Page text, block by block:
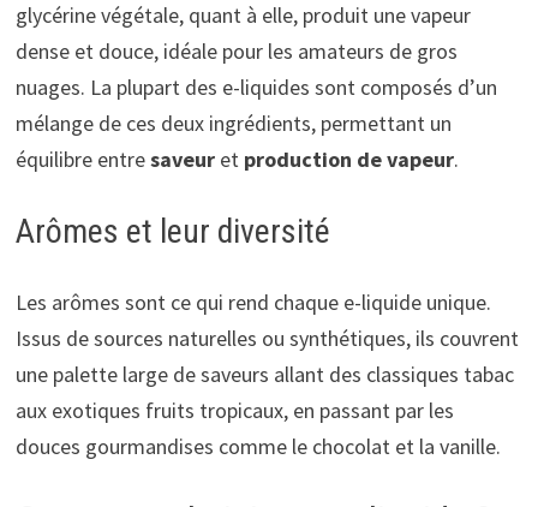
glycérine végétale, quant à elle, produit une vapeur
dense et douce, idéale pour les amateurs de gros
nuages. La plupart des e-liquides sont composés d’un
mélange de ces deux ingrédients, permettant un
équilibre entresaveuret production de vapeur.
Arômes et leur diversité
Les arômes sont ce qui rend chaque e-liquide unique.
Issus de sources naturelles ou synthétiques, ils couvrent
une palette large de saveurs allant des classiques tabac
aux exotiques fruits tropicaux, en passant par les
douces gourmandises comme le chocolat et la vanille.